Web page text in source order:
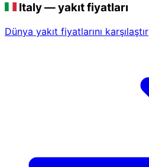
Italy — yakıt fiyatları
Dünya yakıt fiyatlarını karşılaştır